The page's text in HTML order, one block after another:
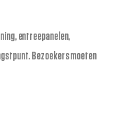
entreepanelen,
Bezoekers moeten